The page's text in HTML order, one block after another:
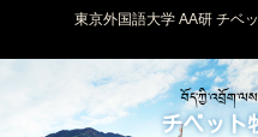
東京外国語大学 AA研 チベ
チベット